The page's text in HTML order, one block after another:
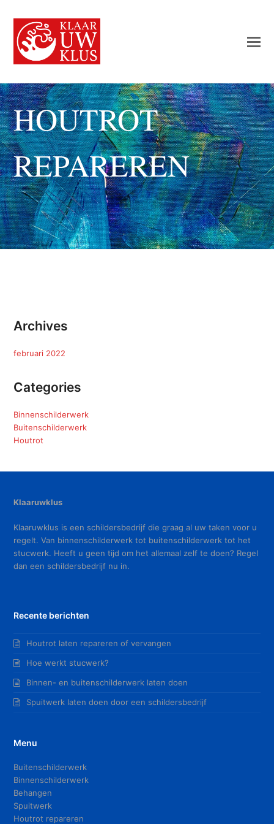
HOUTROT
REPAREREN
Archives
februari 2022
Categories
Binnenschilderwerk
Buitenschilderwerk
Houtrot
Klaaruwklus
Klaaruwklus is een schildersbedrijf die graag al uw taken voor u
regelt. Van binnenschilderwerk tot buitenschilderwerk tot het
stucwerk. Heeft u geen tijd om het allemaal zelf te doen? Regel
dan een schildersbedrijf nu in.
Recente berichten
Houtrot laten repareren of vervangen
Hoe werkt stucwerk?
Binnen- en buitenschilderwerk laten doen
Spuitwerk laten doen door een schildersbedrijf
Menu
Buitenschilderwerk
Binnenschilderwerk
Behangen
Spuitwerk
Houtrot repareren